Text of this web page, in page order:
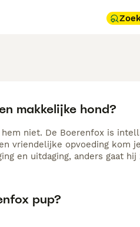
makkelijke hond?
hem niet. De Boerenfox is
vriendelijke opvoeding kom
en uitdaging, anders gaat
pup?